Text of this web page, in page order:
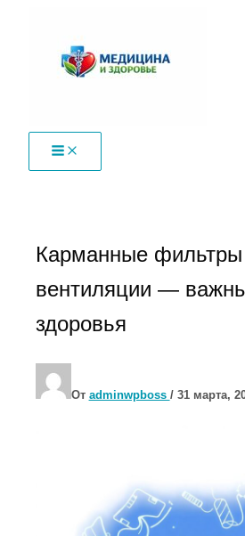
содержимому
Карманные фильтры
вентиляции —
здоровья
От adminwpboss / 31 марта,